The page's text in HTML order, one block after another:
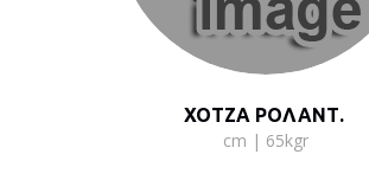
ΧΟΤΖΑ ΡΟΛΑΝΤ.
cm | 65kgr